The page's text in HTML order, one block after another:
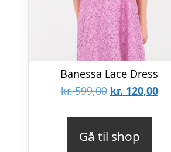
Banessa Lace Dress
kr.599,00 Den
var:
kr. 120,00Den
Gå til shop